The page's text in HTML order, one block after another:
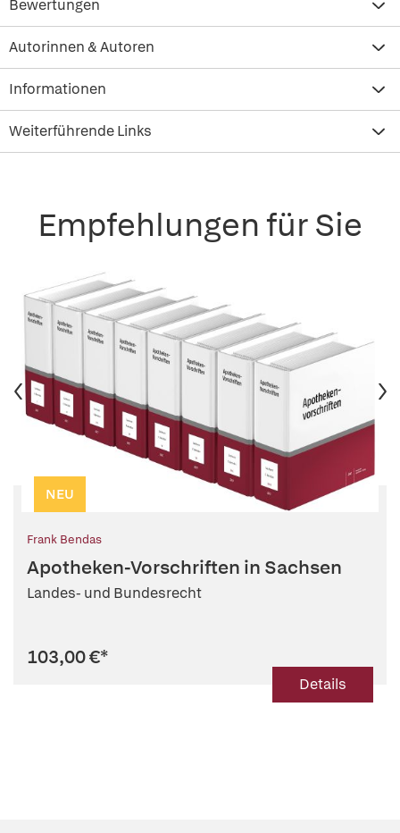
Bewertungen
Autorinnen & Autoren
Informationen
Weiterführende Links
Empfehlungen für Sie
NEU
Frank Bendas
Apotheken-Vorschriften in Sachsen
Landes- und Bundesrecht
103,00 €*
Details